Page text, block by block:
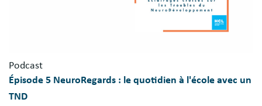
Podcast
Épisode 5 NeuroRegards : le quotidien à l'école avec un
TND